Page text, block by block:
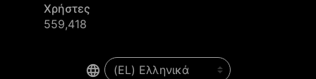
Χρήστες
559,418